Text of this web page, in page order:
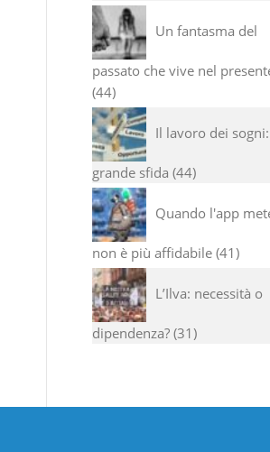
Un fantasma del
passato che vive nel
44
Il lavoro dei
grande sfida 44
Quando l'app
non è più affidabile 41
L’Ilva: necessità o
dipendenza? 31